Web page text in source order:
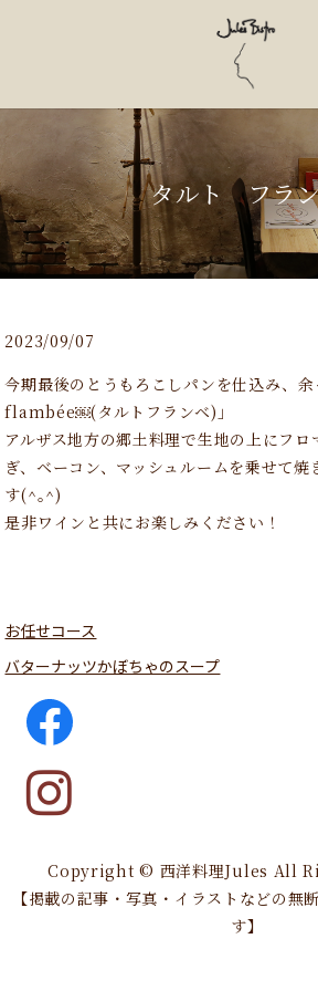
タルト フラ
2023/09/07
今期最後のとうもろこしパンを仕込み、
flambée￼(タルトフランベ)」
アルザス地方の郷土料理で生地の上にフ
ぎ、ベーコン、マッシュルームを乗せて焼
す(^｡^)
是非ワインと共にお楽しみください！
お任せコース
バターナッツかぼちゃのスープ
Copyright © 西洋料理Jules All
【掲載の記事・写真・イラストなどの無
す】